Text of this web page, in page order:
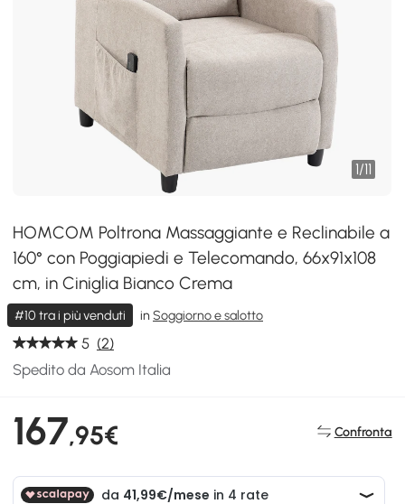
1/11
HOMCOM Poltrona Massaggiante e Reclinabile a
160° con Poggiapiedi e Telecomando, 66x91x108
cm, in Ciniglia Bianco Crema
#10 tra i più venduti inSoggiorno e salotto
5 (2)
Spedito da Aosom Italia
167,95€ Confronta